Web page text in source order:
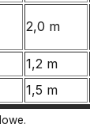
2,0 m
1,2 m
1,5 m